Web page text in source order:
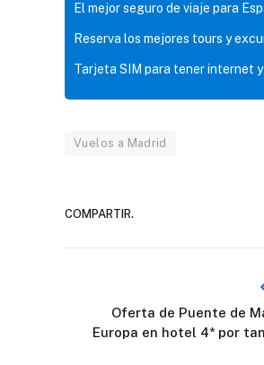
El mejor seguro de viaje para
Reserva los mejores tours y
Tarjeta SIM para tener internet
Vuelos a Madrid
COMPARTIR.
Oferta de Puente de
Europa en hotel 4* por